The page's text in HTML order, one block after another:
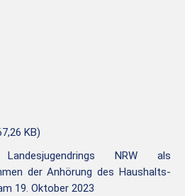
KB)
NRW als
der Anhörung des Haushalts-
19. Oktober 2023